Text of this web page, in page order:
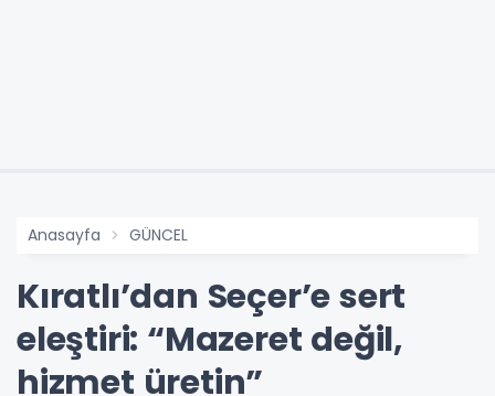
Anasayfa GÜNCEL
Kıratlı’dan Seçer’e sert
eleştiri: “Mazeret değil,
hizmet üretin”